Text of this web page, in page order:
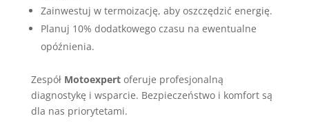
Zainwestuj w termoizację, aby oszczędzić energię.
Planuj 10% dodatkowego czasu na ewentualne
opóźnienia.
Zespół Motoexpertoferuje profesjonalną
diagnostykę i wsparcie. Bezpieczeństwo i komfort są
dla nas priorytetami.